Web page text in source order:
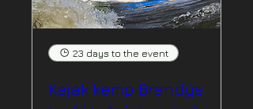
23 days to the event
Kajak kemp Brandýs